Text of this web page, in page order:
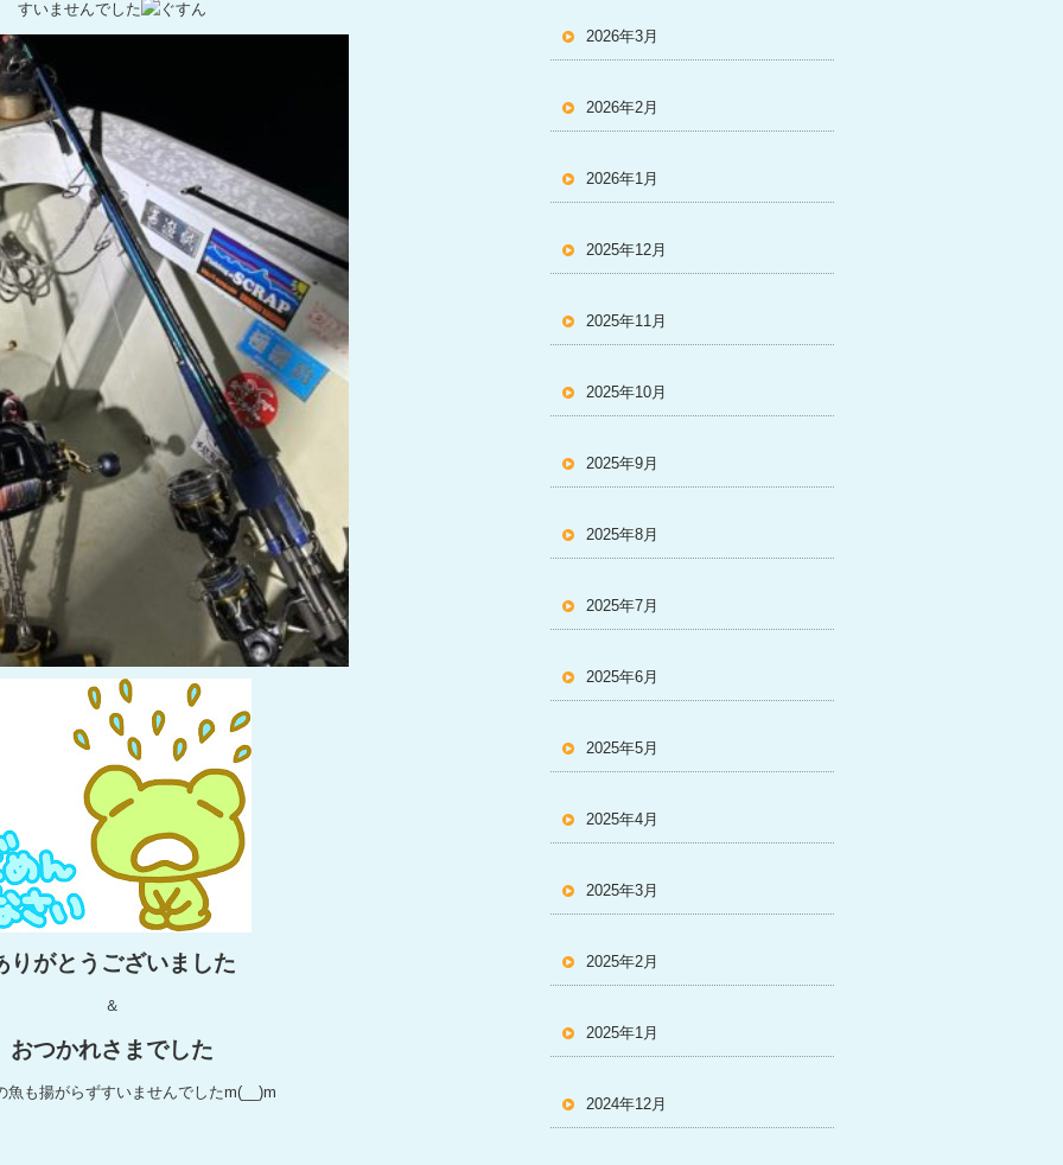
すいませんでした
りがとうございました
＆
おつかれさまでした
魚も揚がらずすいませんでしたm(__)m
2026年3月
2026年2月
2026年1月
2025年12月
2025年11月
2025年10月
2025年9月
2025年8月
2025年7月
2025年6月
2025年5月
2025年4月
2025年3月
2025年2月
2025年1月
2024年12月